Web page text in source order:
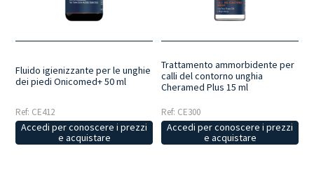
Fluido igienizzante per le unghie
dei piedi Onicomed+ 50 ml
Ref: CE412
Accedi per conoscere i prezzi
e acquistare
Trattamento ammorbidente per
calli del contorno unghia
Cheramed Plus 15 ml
Ref: CE300
Accedi per conoscere i prezzi
e acquistare